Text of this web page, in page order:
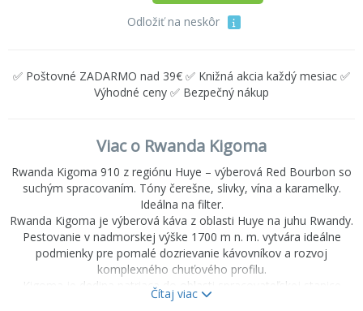
Odložiť na neskôr
✅ Poštovné ZADARMO nad 39€ ✅ Knižná akcia každý mesiac ✅
Výhodné ceny ✅ Bezpečný nákup
Viac o Rwanda Kigoma
Rwanda Kigoma 910 z regiónu Huye – výberová Red Bourbon so
suchým spracovaním. Tóny čerešne, slivky, vína a karamelky.
Ideálna na filter.
Rwanda Kigoma je výberová káva z oblasti Huye na juhu Rwandy.
Pestovanie v nadmorskej výške 1700 m n. m. vytvára ideálne
podmienky pre pomalé dozrievanie kávovníkov a rozvoj
komplexného chuťového profilu.
Kigoma je dedina patriaca do oblasti spracovateľskej stanice
Horizon. Názov Horizon symbolizuje jeho víziu spracovávať
Čítaj viac